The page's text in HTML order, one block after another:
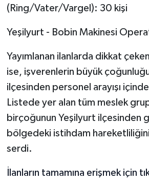
(Ring/Vater/Vargel): 30 kişi
Yeşilyurt - Bobin Makinesi
Yayımlanan ilanlarda dikkat
ise, işverenlerin büyük
ilçesinden personel arayışı içinde
Listede yer alan tüm meslek
birçoğunun Yeşilyurt ilçesinden
bölgedeki istihdam
serdi.
İlanların tamamına erişmek için